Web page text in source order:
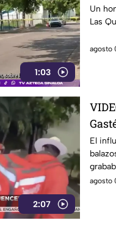
1:03
Un
Las
agosto
2:07
El
en
agosto